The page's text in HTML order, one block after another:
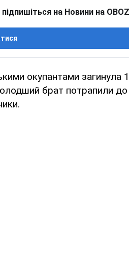
на Новини на
окупантами загинула
брат потрапили до